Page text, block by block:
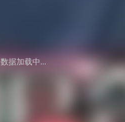
数据加载中...